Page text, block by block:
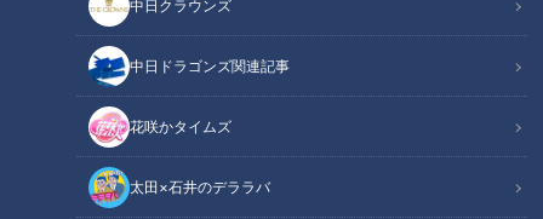
中日クラウンズ
中日ドラゴンズ関連記事
花咲かタイムズ
太田×石井のデララバ